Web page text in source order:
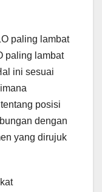
paling lambat
paling lambat
ini sesuai
posisi
dengan
yang dirujuk